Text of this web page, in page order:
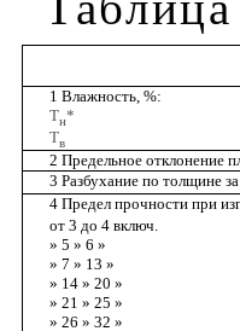
1 Влажность, %:
Tн*
Tв
2 Предельное отклонение
3 Разбухание по толщине
4 Предел прочности при
от 3 до 4 включ.
» 5 » 6 »
» 7 » 13 »
» 14 » 20 »
» 21 » 25 »
» 26 » 32 »